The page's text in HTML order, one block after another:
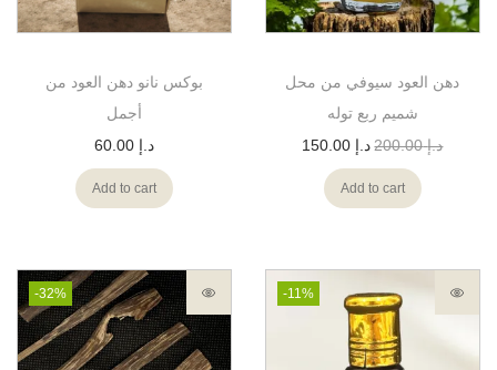
بوكس نانو دهن العود من
أجمل
د.إ 60.00
Add to cart
دهن العود سيوفي من محل
شميم ربع توله
د.إ200.00 د.إ
Add to cart
-32% -11%